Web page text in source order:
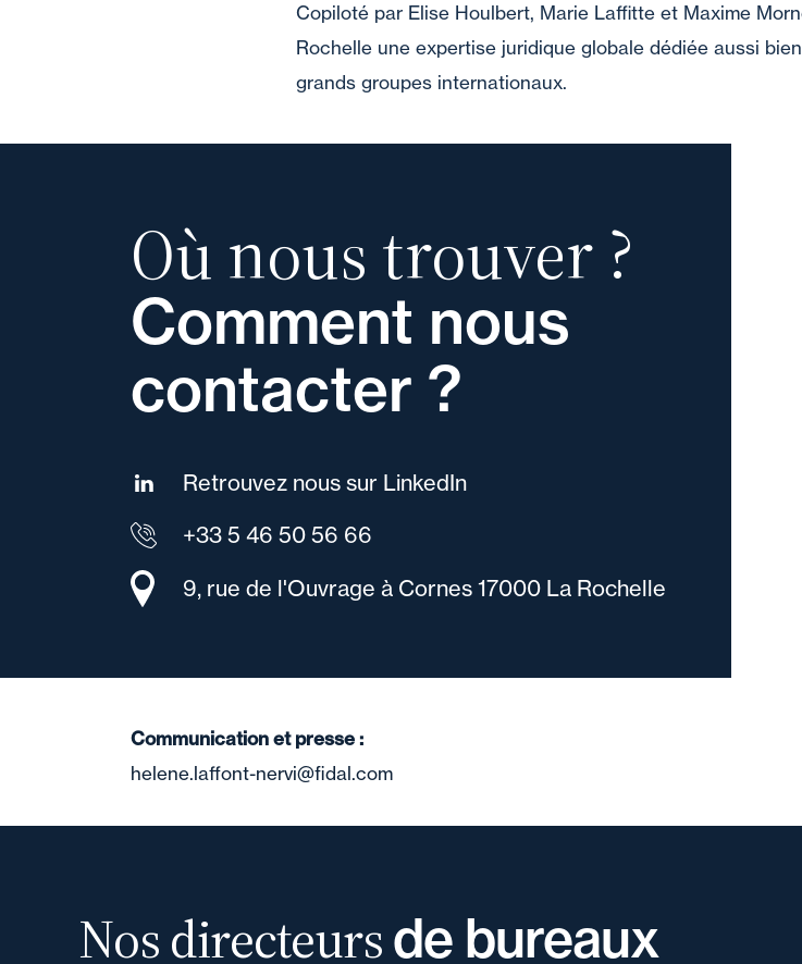
Copiloté par Elise Houlbert, Marie Laffitte et Maxime
Rochelle une expertise juridique globale dédiée aussi
grands groupes internationaux.
Où nous trouver ?
Comment nous
contacter ?
Retrouvez nous sur LinkedIn
+33 5 46 50 56 66
9, rue de l'Ouvrage à Cornes 17000 La Rochelle
Communication et presse :
helene.laffont-nervi@fidal.com
Nos directeursde bureaux